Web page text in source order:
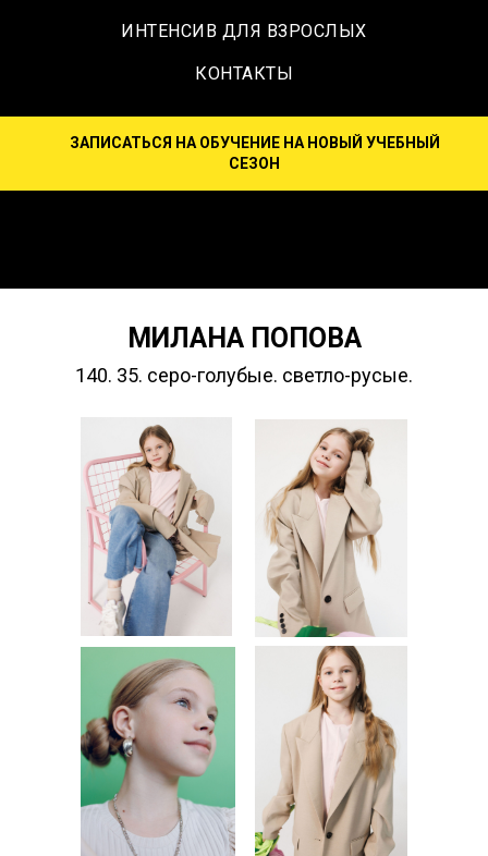
ИНТЕНСИВ ДЛЯ ВЗРОСЛЫХ
КОНТАКТЫ
ЗАПИСАТЬСЯ НА ОБУЧЕНИЕ НА НОВЫЙ УЧЕБНЫЙ
СЕЗОН
МИЛАНА ПОПОВА
140. 35. серо-голубые. светло-русые.